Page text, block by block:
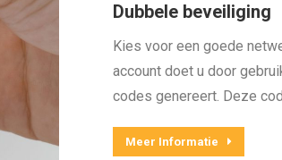
Dubbele beveiliging
Kies voor een goede
account doet u door
codes genereert. Deze
Meer Informatie